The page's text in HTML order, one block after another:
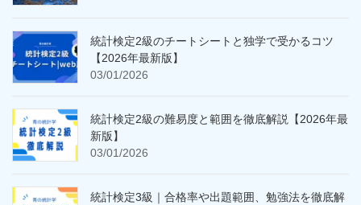
統計検定2級のチートシートと独学で受かるコツ
【2026年最新版】
03/01/2026
統計検定2級の難易度と範囲を徹底解説【2026年最
新版】
03/01/2026
統計検定3級｜合格率や出題範囲、勉強法を徹底解